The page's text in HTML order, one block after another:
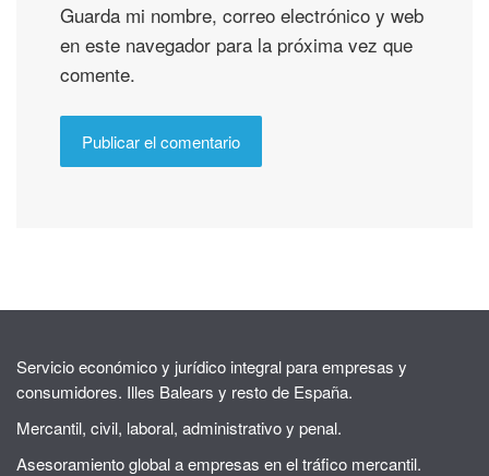
Guarda mi nombre, correo electrónico y web
en este navegador para la próxima vez que
comente.
Servicio económico y jurídico integral para empresas y
consumidores. Illes Balears y resto de España.
Mercantil, civil, laboral, administrativo y penal.
Asesoramiento global a empresas en el tráfico mercantil.